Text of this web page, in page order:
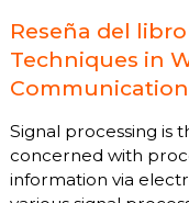
Reseña del
Techniques in
Signal processing is
concerned with
information via